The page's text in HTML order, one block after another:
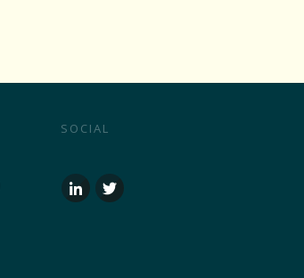
SOCIAL